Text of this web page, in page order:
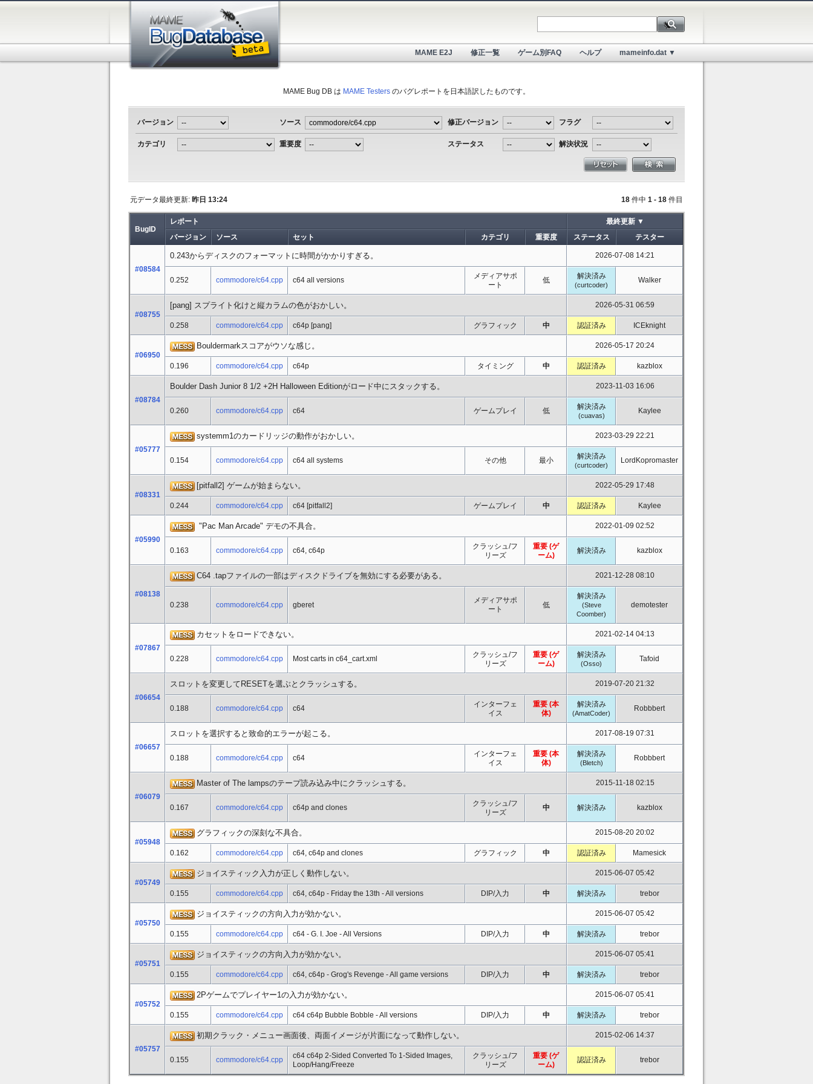
MAME E2J 修正一覧 ゲーム別FAQ ヘルプ mameinfo.dat ▼
MAME Bug DB は MAME Testers のバグレポートを日本語訳したものです。
バージョン ソース 修正バージョン フラグ
カテゴリ 重要度 ステータス 解決状況
18 件中 1 - 18 件目
元データ最終更新: 昨日 13:24
BugID
レポート
最終更新 ▼
バージョン
ソース セット カテゴリ 重要度 ステータス テスター
#08584
0.243からディスクのフォーマットに時間がかかりすぎる。 2026-07-08 14:21
0.252 commodore/c64.cpp c64 all versions
メディアサポ
ート
低 解決済み
(curtcoder)
Walker
#08755
[pang] スプライト化けと縦カラムの色がおかしい。 2026-05-31 06:59
0.258 commodore/c64.cpp c64p [pang] グラフィック 中 認証済み ICEknight
#06950
Bouldermarkスコアがウソな感じ。 2026-05-17 20:24
0.196 commodore/c64.cpp c64p タイミング 中 認証済み kazblox
#08784
Boulder Dash Junior 8 1/2 +2H Halloween Editionがロード中にスタックする。 2023-11-03 16:06
0.260 commodore/c64.cpp c64 ゲームプレイ 低 解決済み
(cuavas)
Kaylee
#05777
systemm1のカードリッジの動作がおかしい。 2023-03-29 22:21
0.154 commodore/c64.cpp c64 all systems その他 最小 解決済み
(curtcoder)
LordKopromaster
#08331
[pitfall2] ゲームが始まらない。 2022-05-29 17:48
0.244 commodore/c64.cpp c64 [pitfall2] ゲームプレイ 中 認証済み Kaylee
#05990
"Pac Man Arcade" デモの不具合。 2022-01-09 02:52
0.163 commodore/c64.cpp c64, c64p
クラッシュ/フ
リーズ
重要 (ゲ
ーム)
解決済み kazblox
#08138
C64 .tapファイルの一部はディスクドライブを無効にする必要がある。 2021-12-28 08:10
0.238 commodore/c64.cpp gberet
メディアサポ
ート
低
解決済み
(Steve
Coomber)
demotester
#07867
カセットをロードできない。 2021-02-14 04:13
0.228 commodore/c64.cpp Most carts in c64_cart.xml
クラッシュ/フ
リーズ
重要 (ゲ
ーム)
解決済み
(Osso)
Tafoid
#06654
スロットを変更してRESETを選ぶとクラッシュする。 2019-07-20 21:32
0.188 commodore/c64.cpp c64
インターフェ
イス
重要 (本
体)
解決済み
(AmatCoder)
Robbbert
#06657
スロットを選択すると致命的エラーが起こる。 2017-08-19 07:31
0.188 commodore/c64.cpp c64
インターフェ
イス
重要 (本
体)
解決済み
(Bletch)
Robbbert
#06079
Master of The lampsのテープ読み込み中にクラッシュする。 2015-11-18 02:15
0.167 commodore/c64.cpp c64p and clones
クラッシュ/フ
リーズ
中 解決済み kazblox
#05948
グラフィックの深刻な不具合。 2015-08-20 20:02
0.162 commodore/c64.cpp c64, c64p and clones グラフィック 中 認証済み Mamesick
#05749
ジョイスティック入力が正しく動作しない。 2015-06-07 05:42
0.155 commodore/c64.cpp c64, c64p - Friday the 13th - All versions DIP/入力 中 解決済み trebor
#05750
ジョイスティックの方向入力が効かない。 2015-06-07 05:42
0.155 commodore/c64.cpp c64 - G. I. Joe - All Versions DIP/入力 中 解決済み trebor
#05751
ジョイスティックの方向入力が効かない。 2015-06-07 05:41
0.155 commodore/c64.cpp c64, c64p - Grog's Revenge - All game versions DIP/入力 中 解決済み trebor
#05752
2Pゲームでプレイヤー1の入力が効かない。 2015-06-07 05:41
0.155 commodore/c64.cpp c64 c64p Bubble Bobble - All versions DIP/入力 中 解決済み trebor
#05757
初期クラック・メニュー画面後、両面イメージが片面になって動作しない。 2015-02-06 14:37
0.155 commodore/c64.cpp
c64 c64p 2-Sided Converted To 1-Sided Images,
Loop/Hang/Freeze
クラッシュ/フ
リーズ
重要 (ゲ
ーム)
認証済み trebor